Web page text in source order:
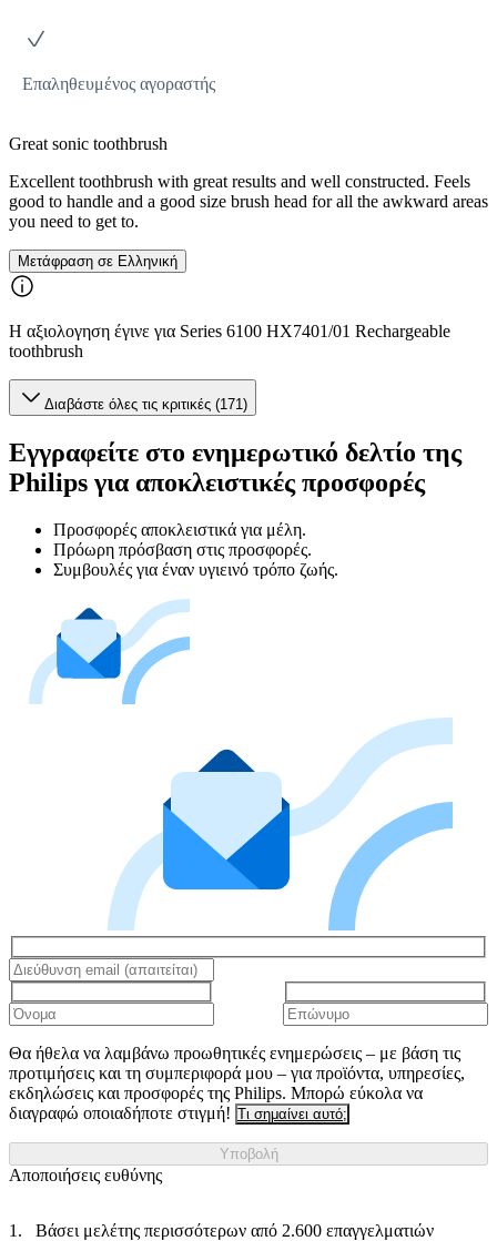
Επαληθευμένος αγοραστής
Great sonic toothbrush
Excellent toothbrush with great results and well constructed. Feels
good to handle and a good size brush head for all the awkward areas
you need to get to.
Μετάφραση σε Ελληνική
Η αξιολογηση έγινε για Series 6100 HX7401/01 Rechargeable
toothbrush
Διαβάστε όλες τις κριτικές (171)
Εγγραφείτε στο ενημερωτικό δελτίο της
Philips για αποκλειστικές προσφορές
Προσφορές αποκλειστικά για μέλη.
Πρόωρη πρόσβαση στις προσφορές.
Συμβουλές για έναν υγιεινό τρόπο ζωής.
Θα ήθελα να λαμβάνω προωθητικές ενημερώσεις – με βάση τις
προτιμήσεις και τη συμπεριφορά μου – για προϊόντα, υπηρεσίες,
εκδηλώσεις και προσφορές της Philips. Μπορώ εύκολα να
διαγραφώ οποιαδήποτε στιγμή! Τι σημαίνει αυτό;
Υποβολή
Αποποιήσεις ευθύνης
Βάσει μελέτης περισσότερων από 2.600 επαγγελματιών